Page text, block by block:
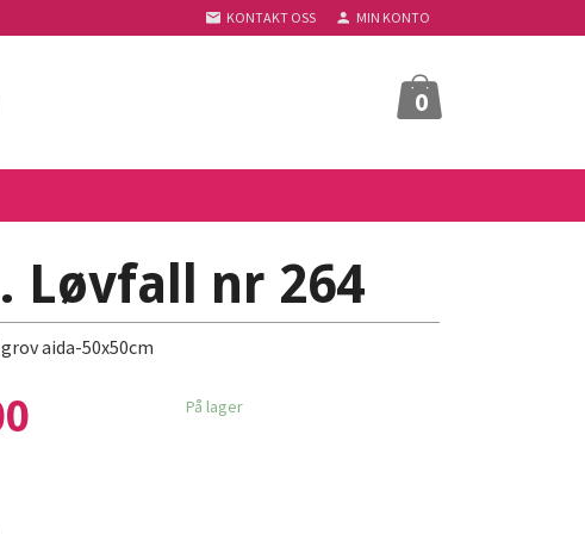
KONTAKT OSS MIN KONTO
0
Løvfall nr 264
aida-50x50cm
På lager